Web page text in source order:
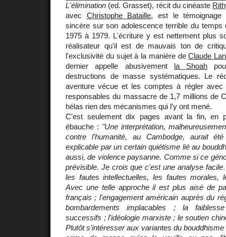
L'élimination (ed. Grasset), récit du cinéaste
avec Christophe Bataille, est le témoignage
sincère sur son adolescence terrible du
1975 à 1979. L'écriture y est nettement plus
réalisateur qu'il est de mauvais ton de
l'exclusivité du sujet à la manière deClaude
dernier appelle abusivement la Shoah
destructions de masse systématiques. Le
aventure vécue et les comptes à régler avec
responsables du massacre de 1,7 millions de
hélas rien des mécanismes qui l'y ont mené.
C'est seulement dix pages avant la fin, en
ébauche : "Une interprétation,
contre l'humanité, au Cambodge, aurait
explicable par un certain quiétisme lié au
aussi, de violence paysanne. Comme si ce
prévisible. Je crois que c'est une analyse
les fautes intellectuelles, les fautes morales,
Avec une telle approche il est plus aisé de
français ; l'engagement américain auprès du
bombardements implacables ; la
successifs ; l'idéologie marxiste ; le soutien
Plutôt s'intéresser aux variantes du